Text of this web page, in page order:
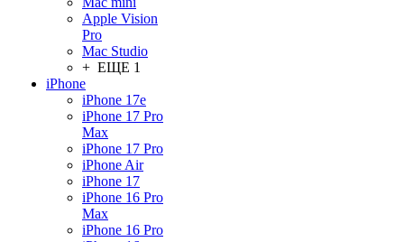
Apple Vision
Pro
Mac Studio
+ ЕЩЕ 1
iPhone
iPhone 17e
iPhone 17 Pro
Max
iPhone 17 Pro
iPhone Air
iPhone 17
iPhone 16 Pro
Max
iPhone 16 Pro